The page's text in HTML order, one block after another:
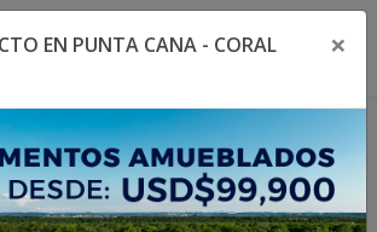
menu
EN PUNTA CANA - CORAL
×